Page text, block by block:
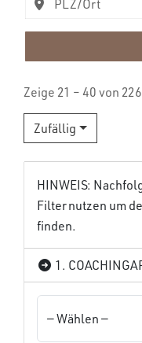
Zeige 21 – 40 von 226
Zufällig
HINWEIS:
Filter nutzen um
finden.
1.